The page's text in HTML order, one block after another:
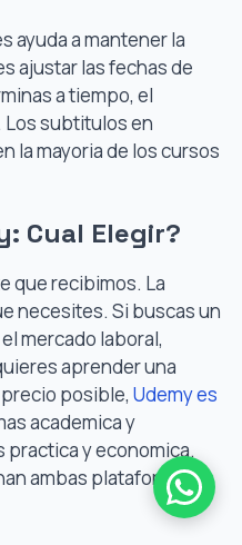
ayuda a mantener la
ajustar las fechas de
a tiempo, el
subtitulos en
la mayoria de los cursos
Cual Elegir?
que recibimos. La
necesites. Si buscas un
mercado laboral,
aprender una
posible, Udemy es
academica y
practica y economica.
ambas plataformas